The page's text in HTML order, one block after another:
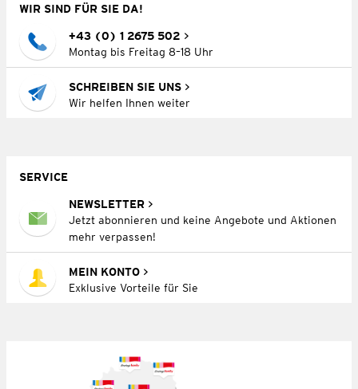
WIR SIND FÜR SIE DA!
+43 (0) 1 2675 502
Montag bis Freitag 8–18 Uhr
SCHREIBEN SIE UNS
Wir helfen Ihnen weiter
SERVICE
NEWSLETTER
Jetzt abonnieren und keine Angebote und Aktionen
mehr verpassen!
MEIN KONTO
Exklusive Vorteile für Sie